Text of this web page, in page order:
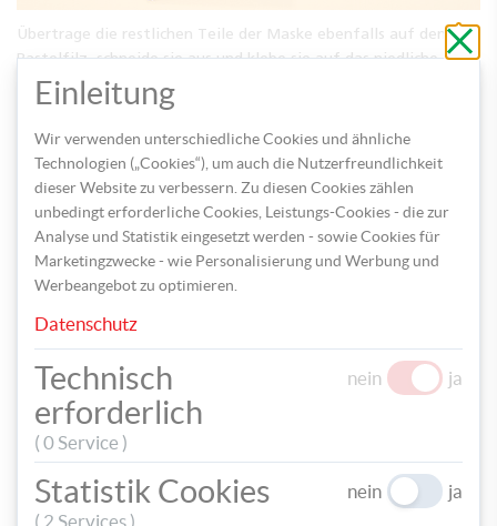
Übertrage die restlichen Teile der Maske ebenfalls auf den
Bastelfilz, schneide sie aus und klebe sie auf das niedliche
Tiergesicht.
Klebe schließlich ein Stück farblich passendes Satinband links
und rechts auf der Maske fest, damit du diese einfach um den
Kopf binden kannst.
ohne
zu
Einleitung
Wir verwenden unterschiedliche Cookies und ähnliche
Technologien („Cookies“), um auch die Nutzerfreundlichkeit
dieser Website zu verbessern. Zu diesen Cookies zählen
unbedingt erforderliche Cookies, Leistungs-Cookies - die zur
Analyse und Statistik eingesetzt werden - sowie Cookies für
Marketingzwecke - wie Personalisierung und Werbung und
Werbeangebot zu optimieren.
Datenschutz
Technisch
erforderlich
( 0 Service )
nein ja
Statistik Cookies
( 2 Services )
nein ja